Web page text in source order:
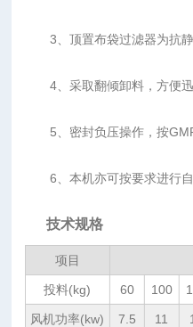
3、顶置布袋过滤器为抗静
4、采取翻倾卸料，方便
5、密封负压操作，按
6、本机亦可按要求进行自
技术规格
项目
投料(kg) 60 100
风机功率(kw) 7.5 11